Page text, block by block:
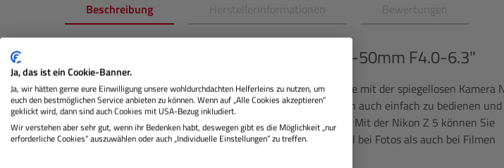
Beschreibung Herstellerinformationen Bewertungen
Z5 + 24-50mm F4.0-6.3"
Tauchen Sie ein in die Faszination der Vollformatfotografie mit der spiegellosen Kamera
Z 5. Diese Kamera ist nicht nur robust und leicht, sondern auch einfach zu bedienen
einer Vielzahl kompakter Vollformatobjektive kompatibel. Mit der Nikon Z 5 können Sie
beeindruckende Bildqualität auf höchstem Niveau sowohl bei Fotos als auch bei Filmen
Ja, das ist ein Cookie-Banner.
Ja, wir hätten gerne eure Einwilligung unsere wohldurchdachten Helferleins zu nutzen, um
euch den bestmöglichen Service anbieten zu können. Wenn auf „Alle Cookies akzeptieren“
geklickt wird, dann sind auch Cookies mit USA-Bezug inkludiert.
Wir verstehen aber sehr gut, wenn ihr Bedenken habt, deswegen gibt es die Möglichkeit „nur
erforderliche Cookies“ auszuwählen oder auch „Individuelle Einstellungen“ zu treffen.